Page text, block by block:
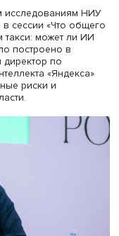
откажемся от
4/5 наших
они будут
проректор.
разные
Из 7,4 тысячи
заместить
из них
ли вузы
что это задача
что это большая